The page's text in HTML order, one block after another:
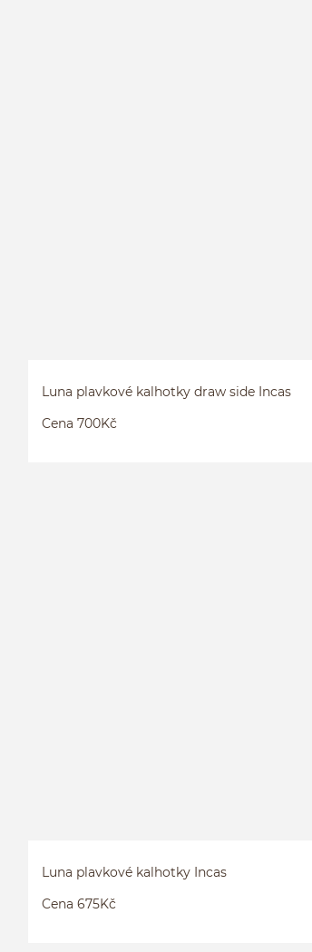
Luna plavkové kalhotky draw side Incas
Cena 700Kč
Luna plavkové kalhotky Incas
Cena 675Kč